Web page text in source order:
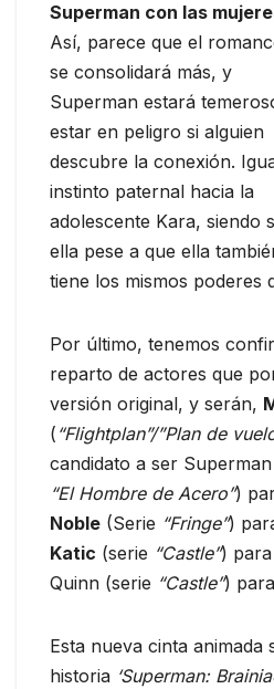
Superman con las
Así, parece que el
se consolidará más, y
Superman estará
estar en peligro si alguien
descubre la conexión.
instinto paternal hacia la
adolescente Kara, siendo
ella pese a que ella
tiene los mismos poderes
Por último, tenemos
reparto de actores que
versión original, y serán,
( “Flightplan”/”Plan de
candidato a ser
“El Hombre de Acero”)
Noble (Serie “Fringe”)
Katic (serie “Castle”)
Quinn (serie “Castle”)
Esta nueva cinta animada
historia ‘Superman: